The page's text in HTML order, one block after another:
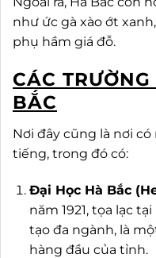
như ức gà xào ớt
phụ hầm giá đỗ.
CÁC
BẮC
Nơi đây cũng là nơi
tiếng, trong đó có:
Đại Học Hà Bắc
năm 1921, tọa lạc
tạo đa ngành, là
hàng đầu của tỉnh.